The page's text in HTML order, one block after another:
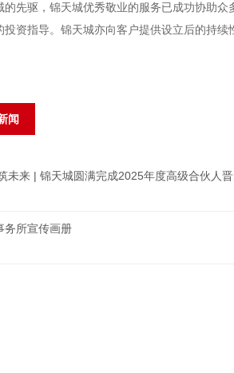
的先驱，锦天城优秀敬业的服务已成功协助
投资指导。锦天城亦向客户提供设立后的持续
闻
未来 | 锦天城圆满完成2025年度高级合伙人
务所宣传画册